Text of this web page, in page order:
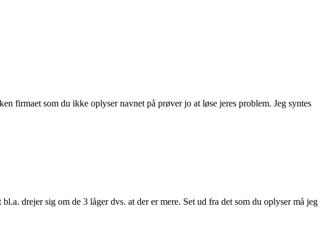
firmaet som du ikke oplyser navnet på prøver jo at løse jeres problem. Jeg syntes
drejer sig om de 3 låger dvs. at der er mere. Set ud fra det som du oplyser må jeg